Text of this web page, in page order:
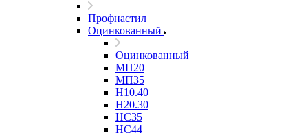
Профнастил
Оцинкованный
Оцинкованный
МП20
МП35
Н10.40
Н20.30
НС35
НС44